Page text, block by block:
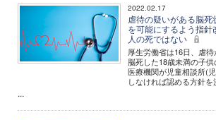
2022.02.17
虐待の疑いがある脳
を可能にするよう指針
人の死ではない
厚生労働省は16日、虐
脳死した18歳未満の子供
医療機関が児童相談所(
しなければ認める方針を
...